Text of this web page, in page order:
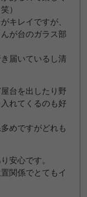
）
キレイですが、
が台のガラス部
届いているし清
台を出したり野
れてくるのも好
めですがどれも
安心です。
関係でとてもイ